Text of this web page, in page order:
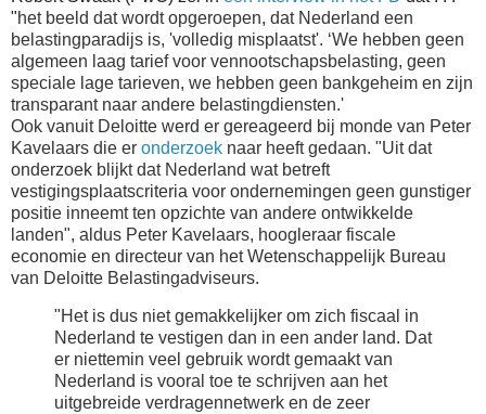
"het beeld dat wordt opgeroepen, dat Nederland een
belastingparadijs is, 'volledig misplaatst'. ‘We hebben geen
algemeen laag tarief voor vennootschapsbelasting, geen
speciale lage tarieven, we hebben geen bankgeheim en zijn
transparant naar andere belastingdiensten.'
Ook vanuit Deloitte werd er gereageerd bij monde van Peter
Kavelaars die er onderzoek naar heeft gedaan. "Uit dat
onderzoek blijkt dat Nederland wat betreft
vestigingsplaatscriteria voor ondernemingen geen gunstiger
positie inneemt ten opzichte van andere ontwikkelde
landen", aldus Peter Kavelaars, hoogleraar fiscale
economie en directeur van het Wetenschappelijk Bureau
van Deloitte Belastingadviseurs.
"Het is dus niet gemakkelijker om zich fiscaal in
Nederland te vestigen dan in een ander land. Dat
er niettemin veel gebruik wordt gemaakt van
Nederland is vooral toe te schrijven aan het
uitgebreide verdragennetwerk en de zeer